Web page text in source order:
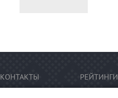
КОНТАКТЫ РЕЙТИНГИ